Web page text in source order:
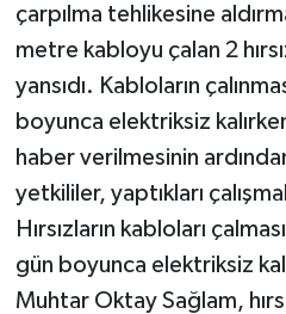
çarpılma tehlikesine
metre kabloyu çalan 2
yansıdı. Kabloların
boyunca elektriksiz
haber verilmesinin
yetkililer, yaptıkları
Hırsızların kabloları
gün boyunca elektriksiz
Muhtar Oktay Sağlam,